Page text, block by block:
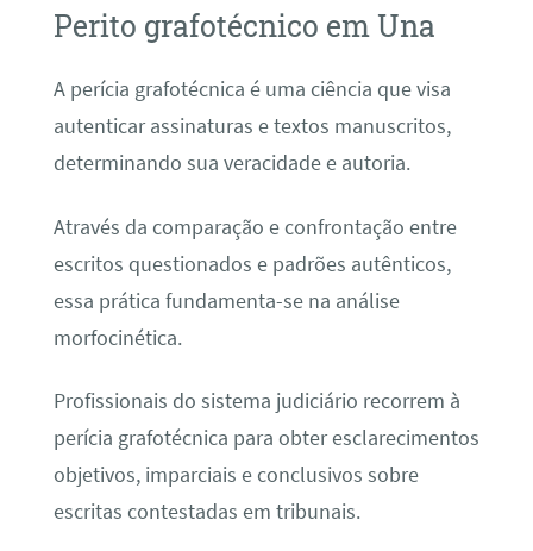
Perito grafotécnico em Una
A perícia grafotécnica é uma ciência que visa
autenticar assinaturas e textos manuscritos,
determinando sua veracidade e autoria.
Através da comparação e confrontação entre
escritos questionados e padrões autênticos,
essa prática fundamenta-se na análise
morfocinética.
Profissionais do sistema judiciário recorrem à
perícia grafotécnica para obter esclarecimentos
objetivos, imparciais e conclusivos sobre
escritas contestadas em tribunais.